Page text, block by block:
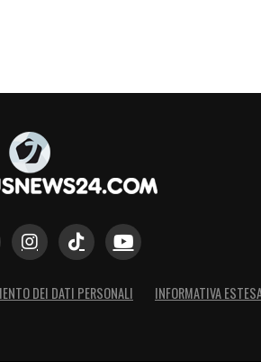
squadra e ai tifosi.
i tifosi, queste due
un’altra finale col
quell’obiettivo
DEI DATI PERSONALI INFORMATIVA